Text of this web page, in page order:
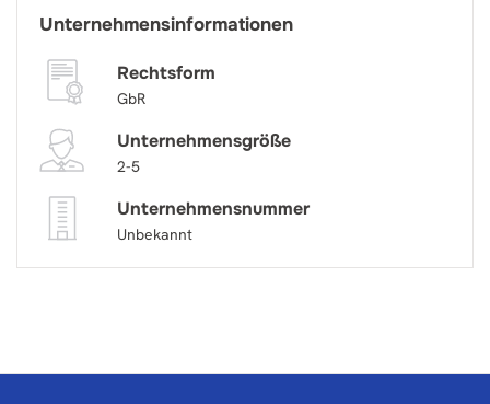
Unternehmensinformationen
Rechtsform
GbR
Unternehmensgröße
2-5
Unternehmensnummer
Unbekannt